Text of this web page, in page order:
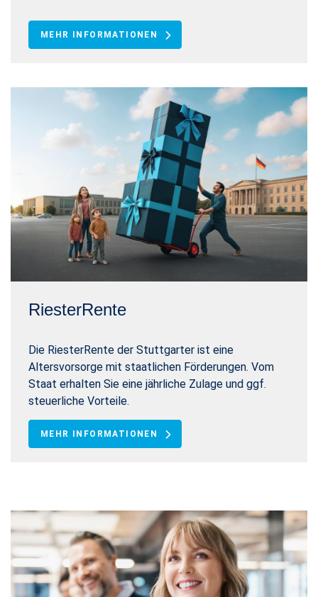
MEHR INFORMATIONEN
RiesterRente
Die RiesterRente der Stuttgarter ist eine
Altersvorsorge mit staatlichen Förderungen. Vom
Staat erhalten Sie eine jährliche Zulage und ggf.
steuerliche Vorteile.
MEHR INFORMATIONEN